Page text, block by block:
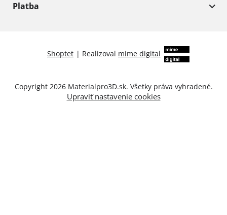
Platba
Shoptet | Realizoval mime digital
Copyright 2026 Materialpro3D.sk. Všetky práva vyhradené.
Upraviť nastavenie cookies